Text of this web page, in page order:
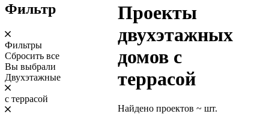
Фильтр
Фильтры
Сбросить все
Вы выбрали
Двухэтажные
с террасой
Проекты
двухэтажных
домов с
террасой
Найдено проектов ~ шт.